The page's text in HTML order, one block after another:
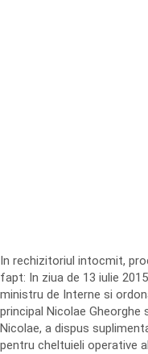
In rechizitoriul intocmit,
fapt: In ziua de 13 iulie
ministru de Interne si
principal Nicolae Gheorghe
Nicolae, a dispus
pentru cheltuieli operative